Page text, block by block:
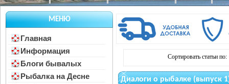
МЕНЮ
Главная
Информация
Блоги бывалых
Рыбалка на Десне
Сортировать статьи по:
Диалоги о рыбалке (выпуск